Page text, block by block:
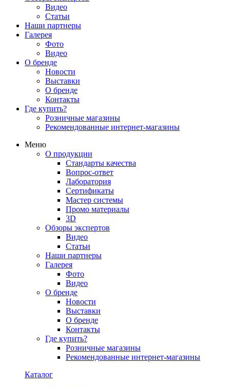
Видео
Статьи
Наши партнеры
Галерея
Фото
Видео
О бренде
Новости
Выставки
О бренде
Контакты
Где купить?
Розничные магазины
Рекомендованные интернет-магазины
Меню
О продукции
Стандарты качества
Вопрос-ответ
Лаборатория
Сертификаты
Мастер системы
Промо материалы
3D
Обзоры экспертов
Видео
Статьи
Наши партнеры
Галерея
Фото
Видео
О бренде
Новости
Выставки
О бренде
Контакты
Где купить?
Розничные магазины
Рекомендованные интернет-магазины
Каталог